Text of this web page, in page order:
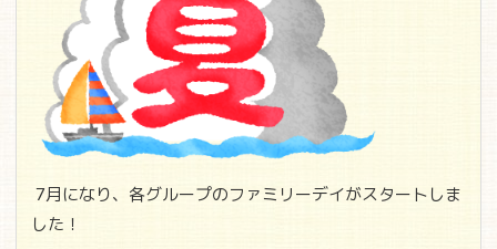
7月になり、各グループのファミリーデイがスタートしま
した！